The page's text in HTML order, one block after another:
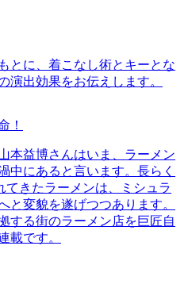
とに、着こなし術とキーとな
演出効果をお伝えします。
！
本益博さんはいま、ラーメン
中にあると言います。長らく
てきたラーメンは、ミシュラ
と変貌を遂げつつあります。
する街のラーメン店を巨匠自
載です。